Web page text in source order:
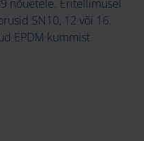
nõuetele. Eritellimusel
SN10, 12 või 16.
EPDM kummist